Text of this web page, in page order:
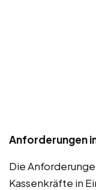
Anforderungen
Die
Kassenkräfte in